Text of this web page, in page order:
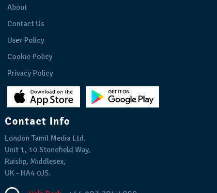
About
Contact Us
User Policy
Cookie Policy
Privacy Policy
Contact Info
London Tamil Media Ltd.
Unit 1, 10 Stonefield Way,
Ruislip, Middlesex,
UK - HA4 0JS.